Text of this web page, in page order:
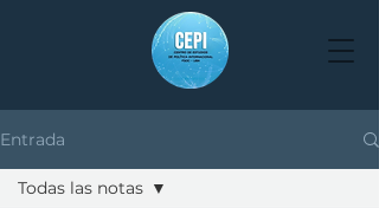
Entrada
Todas las notas